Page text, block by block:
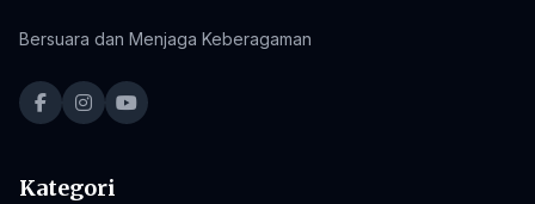
Bersuara dan Menjaga Keberagaman
Kategori